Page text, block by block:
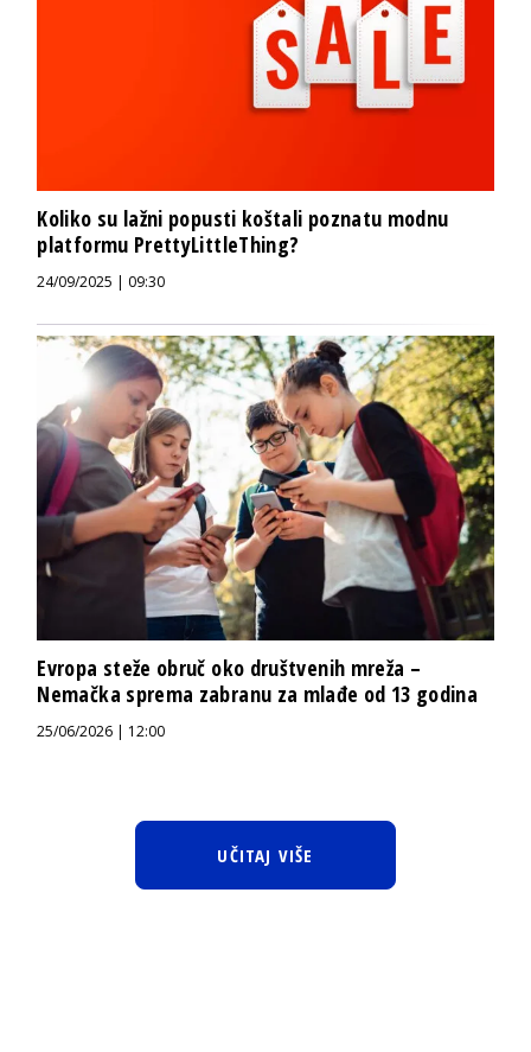
Koliko su lažni popusti koštali poznatu modnu
platformu PrettyLittleThing?
24/09/2025 | 09:30
Evropa steže obruč oko društvenih mreža –
Nemačka sprema zabranu za mlađe od 13 godina
25/06/2026 | 12:00
UČITAJ VIŠE